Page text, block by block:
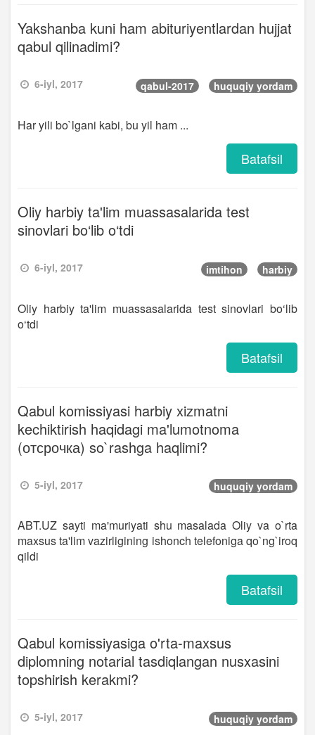
Yakshanba kuni ham abituriyentlardan hujjat
qabul qilinadimi?
6-iyl, 2017 qabul-2017 huquqiy yordam
Har yili bo`lgani kabi, bu yil ham ...
Batafsil
Oliy harbiy ta'lim muassasalarida test
sinovlari bo‘lib o‘tdi
6-iyl, 2017 imtihon harbiy
Oliy harbiy ta'lim muassasalarida test sinovlari bo‘lib
o‘tdi
Batafsil
Qabul komissiyasi harbiy xizmatni
kechiktirish haqidagi ma'lumotnoma
(отсрочка) so`rashga haqlimi?
5-iyl, 2017 huquqiy yordam
ABT.UZ sayti ma'muriyati shu masalada Oliy va o`rta
maxsus ta'lim vazirligining ishonch telefoniga qo`ng`iroq
qildi
Batafsil
Qabul komissiyasiga o'rta-maxsus
diplomning notarial tasdiqlangan nusxasini
topshirish kerakmi?
5-iyl, 2017 huquqiy yordam